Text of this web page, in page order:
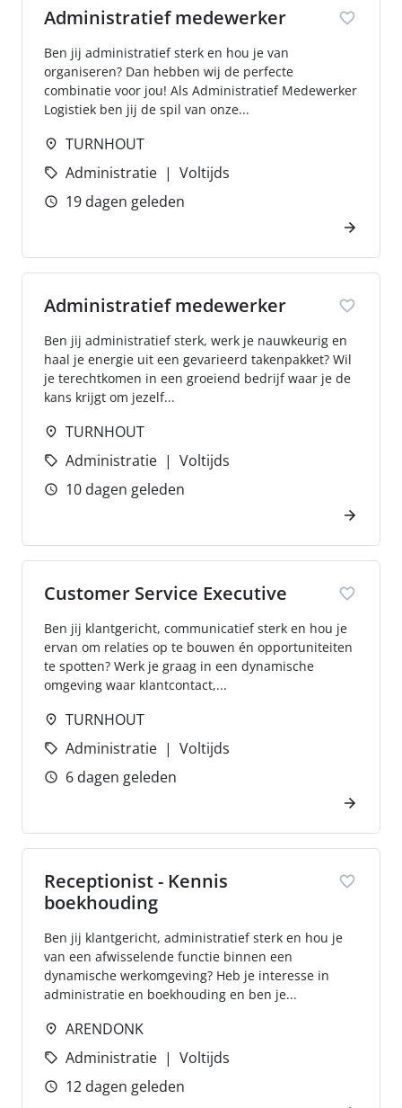
Administratief medewerker
Ben jij administratief sterk en hou je van
organiseren? Dan hebben wij de perfecte
combinatie voor jou! Als Administratief Medewerker
Logistiek ben jij de spil van onze...
TURNHOUT
Administratie
Voltijds
19 dagen geleden
Administratief medewerker
Ben jij administratief sterk, werk je nauwkeurig en
haal je energie uit een gevarieerd takenpakket? Wil
je terechtkomen in een groeiend bedrijf waar je de
kans krijgt om jezelf...
TURNHOUT
Administratie
Voltijds
10 dagen geleden
Customer Service Executive
Ben jij klantgericht, communicatief sterk en hou je
ervan om relaties op te bouwen én opportuniteiten
te spotten? Werk je graag in een dynamische
omgeving waar klantcontact,...
TURNHOUT
Administratie
Voltijds
6 dagen geleden
Receptionist - Kennis
boekhouding
Ben jij klantgericht, administratief sterk en hou je
van een afwisselende functie binnen een
dynamische werkomgeving? Heb je interesse in
administratie en boekhouding en ben je...
ARENDONK
Administratie
Voltijds
12 dagen geleden